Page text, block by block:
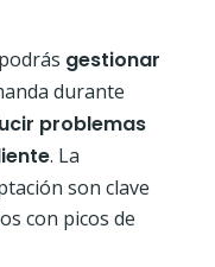
gestionar
durante
problemas
. La
son clave
con picos de